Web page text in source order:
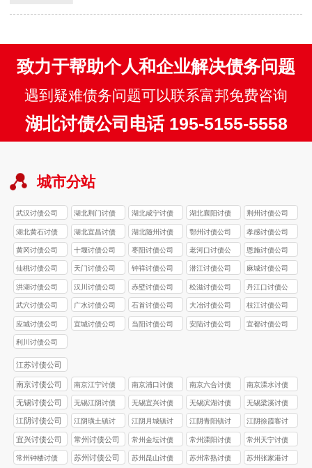
致力于帮助个人和企业解决债务问题
遇到疑难债务问题可以联系富邦免费咨询
湖北讨债公司电话 195-5155-5558
城市分站
武汉讨债公司
湖北荆门讨债
公司
湖北咸宁讨债
公司
湖北襄阳讨债
公司
荆州讨债公司
湖北黄石讨债
公司
湖北宜昌讨债
公司
湖北随州讨债
公司
鄂州讨债公司 孝感讨债公司
黄冈讨债公司 十堰讨债公司 枣阳讨债公司
老河口讨债公
司
恩施讨债公司
仙桃讨债公司 天门讨债公司 钟祥讨债公司 潜江讨债公司 麻城讨债公司
洪湖讨债公司 汉川讨债公司 赤壁讨债公司 松滋讨债公司
丹江口讨债公
司
武穴讨债公司 广水讨债公司 石首讨债公司 大冶讨债公司 枝江讨债公司
应城讨债公司 宜城讨债公司 当阳讨债公司 安陆讨债公司 宜都讨债公司
利川讨债公司
江苏讨债公司
南京讨债公司
南京江宁讨债
公司
南京浦口讨债
公司
南京六合讨债
公司
南京溧水讨债
公司
无锡讨债公司
无锡江阴讨债
公司
无锡宜兴讨债
公司
无锡滨湖讨债
公司
无锡梁溪讨债
公司
江阴讨债公司
江阴璜土镇讨
债公司
江阴月城镇讨
债公司
江阴青阳镇讨
债公司
江阴徐霞客讨
债公司
宜兴讨债公司 常州讨债公司
常州金坛讨债
公司
常州溧阳讨债
公司
常州天宁讨债
公司
常州钟楼讨债
苏州讨债公司
苏州昆山讨债
苏州常熟讨债
苏州张家港讨